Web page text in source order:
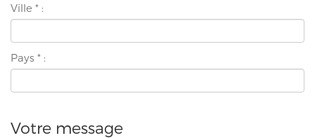
Ville * :
Pays * :
Votre message